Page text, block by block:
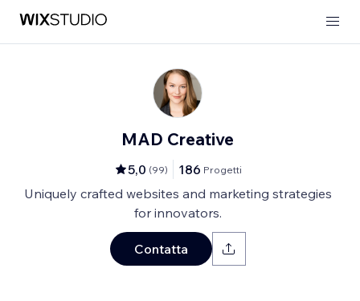
MAD Creative
5,0 (99) 186 Progetti
Uniquely crafted websites and marketing strategies
for innovators.
Contatta